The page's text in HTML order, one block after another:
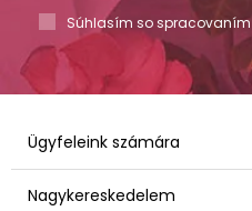
Súhlasím so spracovaním
Ügyfeleink számára
Nagykereskedelem